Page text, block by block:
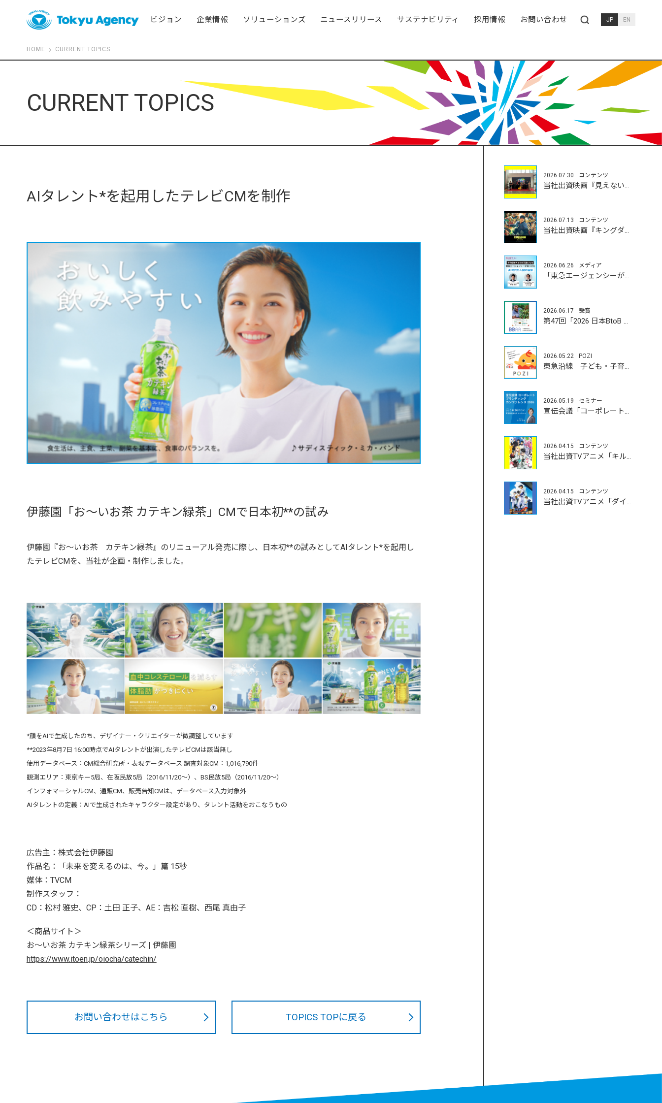
ビジョン 企業情報 ソリューションズ ニュースリリース サステナビリティ 採用情報 お問い合わせ JP EN
HOME CURRENT TOPICS
CURRENT TOPICS
AIタレント*を起用したテレビCMを制作
伊藤園「お～いお茶 カテキン緑茶」CMで日本初**の試み
伊藤園『お～いお茶 カテキン緑茶』のリニューアル発売に際し、日本初**の試みとしてAIタレント*を起用し
たテレビCMを、当社が企画・制作しました。
*顔をAIで生成したのち、デザイナー・クリエイターが微調整しています
**2023年8月7日 16:00時点でAIタレントが出演したテレビCMは該当無し
使用データベース：CM総合研究所・表現データベース 調査対象CM：1,016,790件
観測エリア：東京キー5局、在阪民放5局（2016/11/20〜）、BS民放5局（2016/11/20〜）
インフォマーシャルCM、通販CM、販売告知CMは、データベース入力対象外
AIタレントの定義：AIで生成されたキャラクター設定があり、タレント活動をおこなうもの
広告主：株式会社伊藤園
作品名：「未来を変えるのは、今。」篇 15秒
媒体：TVCM
制作スタッフ：
CD：松村 雅史、CP：土田 正子、AE：吉松 直樹、西尾 真由子
＜商品サイト＞
お～いお茶 カテキン緑茶シリーズ | 伊藤園
https://www.itoen.jp/oiocha/catechin/
お問い合わせはこちら TOPICS TOPに戻る
2026.07.30 コンテンツ
当社出資映画『見えない娘』が富川国際映画祭にて受賞
2026.07.13 コンテンツ
当社出資映画『キングダム 魂の決戦』7月17日（金）公開！
2026.06.26 メディア
「東急エージェンシーが見つけたAI時代の人間の価値」
2026.06.17 受賞
第47回「2026 日本BtoB 広告賞」
2026.05.22 POZI
2026.05.19 セミナー
宣伝会議「コーポレートブランディングカンファレンス」
2026.04.15 コンテンツ
当社出資TVアニメ「キルアオ」4/11（土）よりOA開始
2026.04.15 コンテンツ
当社出資TVアニメ「ダイヤのA actⅡ-Second Season-」4/5（日）よりOA開始